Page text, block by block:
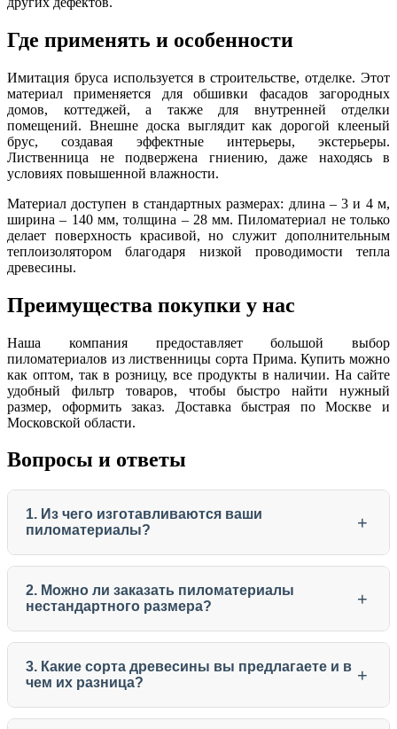
Где применять и особенности
Имитация бруса используется в строительстве, отделке. Этот
материал применяется для обшивки фасадов загородных
домов, коттеджей, а также для внутренней отделки
помещений. Внешне доска выглядит как дорогой клееный
брус, создавая эффектные интерьеры, экстерьеры.
Лиственница не подвержена гниению, даже находясь в
условиях повышенной влажности.
Материал доступен в стандартных размерах: длина – 3 и 4 м,
ширина – 140 мм, толщина – 28 мм. Пиломатериал не только
делает поверхность красивой, но служит дополнительным
теплоизолятором благодаря низкой проводимости тепла
древесины.
Преимущества покупки у нас
Наша компания предоставляет большой выбор
пиломатериалов из лиственницы сорта Прима. Купить можно
как оптом, так в розницу, все продукты в наличии. На сайте
удобный фильтр товаров, чтобы быстро найти нужный
размер, оформить заказ. Доставка быстрая по Москве и
Московской области.
Вопросы и ответы
1. Из чего изготавливаются ваши
пиломатериалы?
+
2. Можно ли заказать пиломатериалы
нестандартного размера?
+
3. Какие сорта древесины вы предлагаете и в
чем их разница?
+